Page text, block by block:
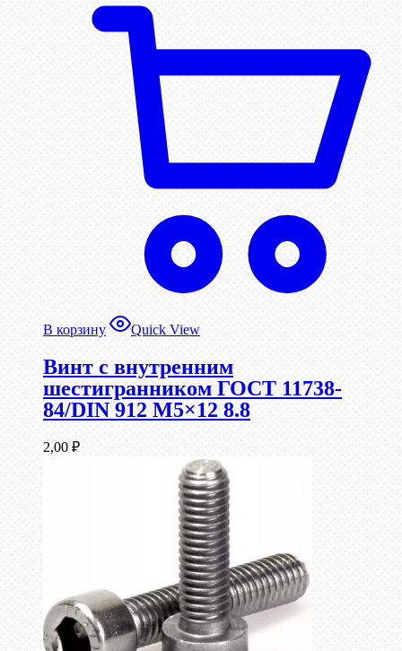
В корзину Quick View
Винт c внутренним
шестигранником ГОСТ 11738-
84/DIN 912 М5×12 8.8
2,00 ₽